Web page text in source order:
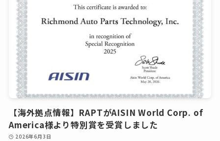
【海外拠点情報】RAPTがAISIN World Corp. of
America様より特別賞を受賞しました
2026年6月3日